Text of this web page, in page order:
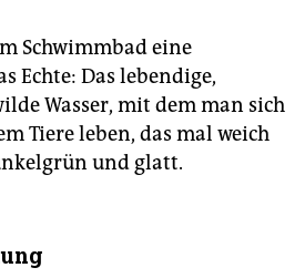
Schwimmbad eine
Echte: Das lebendige,
Wasser, mit dem man sich
Tiere leben, das mal weich
und glatt.